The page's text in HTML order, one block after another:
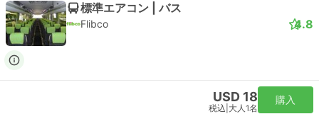
07:10リバプールストリート駅
この旅行は予約不可能です
Stansted Expressが運営する列車
07:40